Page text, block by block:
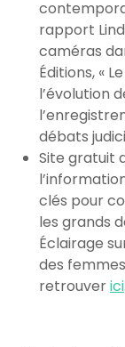
rapport
caméras
Éditions, «
l’évolution
débats
Site gratuit
clés pour
les grands
Éclairage
des
retrouverici.